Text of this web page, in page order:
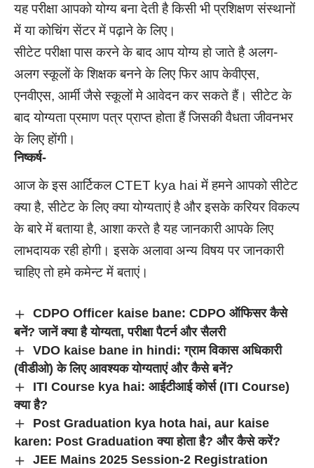
यह परीक्षा आपको योग्य बना देती है किसी भी प्रशिक्षण संस्थानों
में या कोचिंग सेंटर में पढ़ाने के लिए।
सीटेट परीक्षा पास करने के बाद आप योग्य हो जाते है अलग-
अलग स्कूलों के शिक्षक बनने के लिए फिर आप केवीएस,
एनवीएस, आर्मी जैसे स्कूलों मे आवेदन कर सकते हैं। सीटेट के
बाद योग्यता प्रमाण पत्र प्राप्त होता हैं जिसकी वैधता जीवनभर
के लिए होंगी।
निष्कर्ष-
आज के इस आर्टिकल CTET kya hai में हमने आपको सीटेट
क्या है, सीटेट के लिए क्या योग्यताएं है और इसके करियर विकल्प
के बारे में बताया है, आशा करते है यह जानकारी आपके लिए
लाभदायक रही होगी। इसके अलावा अन्य विषय पर जानकारी
चाहिए तो हमे कमेन्ट में बताएं।
CDPO Officer kaise bane: CDPO ऑफिसर कैसे
बनें? जानें क्या है योग्यता, परीक्षा पैटर्न और सैलरी
VDO kaise bane in hindi: ग्राम विकास अधिकारी
(वीडीओ) के लिए आवश्यक योग्यताएं और कैसे बनें?
ITI Course kya hai: आईटीआई कोर्स (ITI Course)
क्या है?
Post Graduation kya hota hai, aur kaise
karen: Post Graduation क्या होता है? और कैसे करें?
JEE Mains 2025 Session-2 Registration